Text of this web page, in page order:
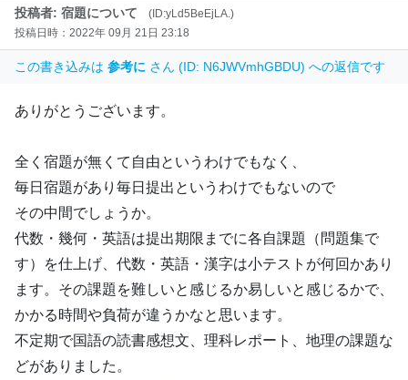
投稿者: 宿題について
(ID:yLd5BeEjLA.)
投稿日時：2022年 09月 21日 23:18
この書き込みは 参考に さん (ID: N6JWVmhGBDU) への返信です
ありがとうございます。
全く宿題が無くて自由というわけでもなく、
毎日宿題があり毎日提出というわけでもないので
その中間でしょうか。
代数・幾何・英語は提出期限までに各自課題（問題集で
す）を仕上げ、代数・英語・漢字は小テストが何回かあり
ます。その課題を難しいと感じるか易しいと感じるかで、
かかる時間や負荷が違うかなと思います。
不定期で国語の読書感想文、理科レポート、地理の課題な
どがありました。